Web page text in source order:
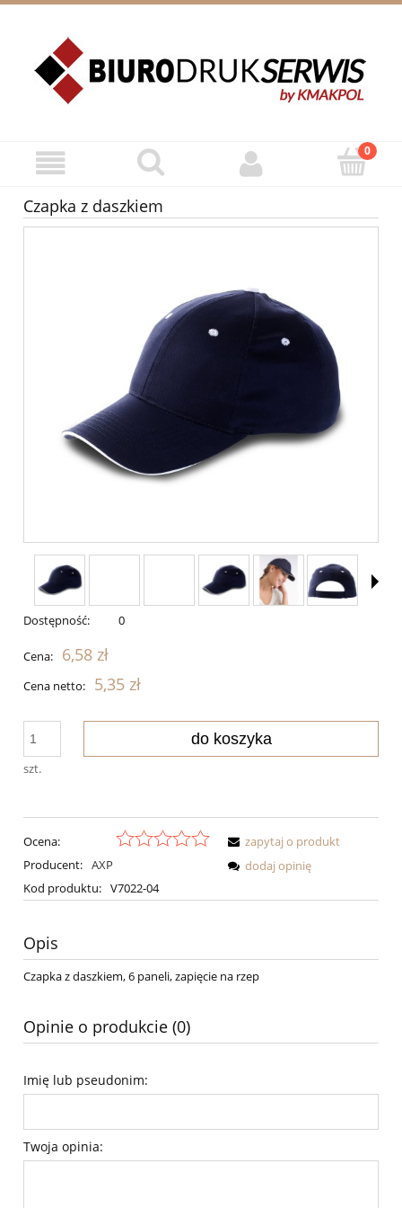
Czapka z daszkiem
Dostępność: 0
Cena: 6,58 zł
Cena netto: 5,35 zł
szt.
do koszyka
Ocena:
Producent: AXP
Kod produktu: V7022-04
zapytaj o produkt
dodaj opinię
Opis
Czapka z daszkiem, 6 paneli, zapięcie na rzep
Opinie o produkcie (0)
Imię lub pseudonim:
Twoja opinia: